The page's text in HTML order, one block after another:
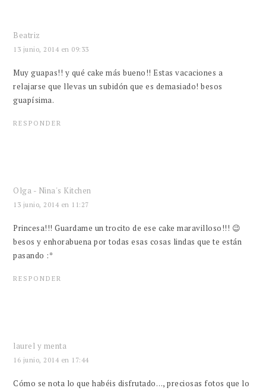
Beatriz
13 junio, 2014 en 09:33
Muy guapas!! y qué cake más bueno!! Estas vacaciones a
relajarse que llevas un subidón que es demasiado! besos
guapísima.
RESPONDER
Olga - Nina's Kitchen
13 junio, 2014 en 11:27
Princesa!!! Guardame un trocito de ese cake maravilloso!!! 😉
besos y enhorabuena por todas esas cosas lindas que te están
pasando :*
RESPONDER
laurel y menta
16 junio, 2014 en 17:44
Cómo se nota lo que habéis disfrutado…, preciosas fotos que lo